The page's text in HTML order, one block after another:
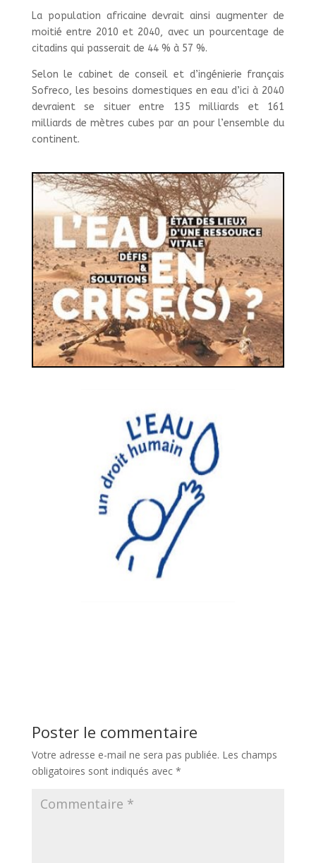
La population africaine devrait ainsi augmenter de
moitié entre 2010 et 2040, avec un pourcentage de
citadins qui passerait de 44 % à 57 %.
Selon le cabinet de conseil et d’ingénierie français
Sofreco, les besoins domestiques en eau d’ici à 2040
devraient se situer entre 135 milliards et 161
milliards de mètres cubes par an pour l’ensemble du
continent.
Poster le commentaire
Votre adresse e-mail ne sera pas publiée. Les champs
obligatoires sont indiqués avec *